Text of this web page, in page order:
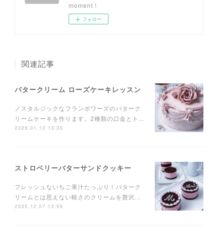
moment !
フォロー
関連記事
バタークリーム ローズケーキレッスン
ノスタルジックなフランボワーズのバターク
リームケーキを作ります。2種類の口金とト…
2026.01.12 13:30
ストロベリーバターサンドクッキー
フレッシュないちご果汁たっぷり！バターク
リームとは思えない軽さのクリームを贅沢…
2025.12.07 13:59